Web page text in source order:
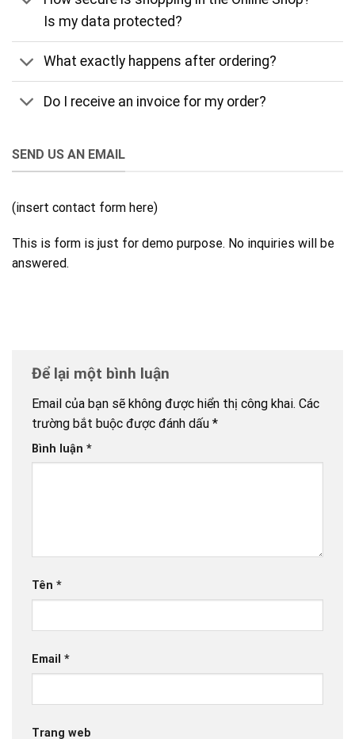
Is my data protected?
What exactly happens after ordering?
Do I receive an invoice for my order?
SEND US AN EMAIL
(insert contact form here)
This is form is just for demo purpose. No inquiries will be
answered.
Để lại một bình luận
Email của bạn sẽ không được hiển thị công khai. Các
trường bắt buộc được đánh dấu *
Bình luận *
Tên *
Email *
Trang web